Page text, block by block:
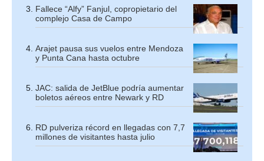
Fallece “Alfy” Fanjul, copropietario del
complejo Casa de Campo
Arajet pausa sus vuelos entre Mendoza
y Punta Cana hasta octubre
JAC: salida de JetBlue podría aumentar
boletos aéreos entre Newark y RD
RD pulveriza récord en llegadas con 7,7
millones de visitantes hasta julio